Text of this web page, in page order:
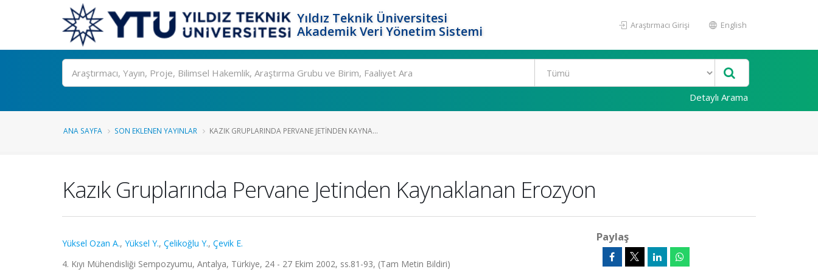
Yıldız Teknik Üniversitesi
Akademik Veri Yönetim Sistemi
Araştırmacı Girişi English
Ara
Detaylı Arama
ANA SAYFA SON EKLENEN YAYINLAR KAZIK GRUPLARINDA PERVANE JETINDEN KAYNA...
Kazık Gruplarında Pervane Jetinden Kaynaklanan Erozyon
Yüksel Ozan A., Yüksel Y., Çelikoğlu Y., Çevik E.
4. Kıyı Mühendisliği Sempozyumu, Antalya, Türkiye, 24 - 27 Ekim 2002, ss.81-93, (Tam Metin Bildiri)
Paylaş